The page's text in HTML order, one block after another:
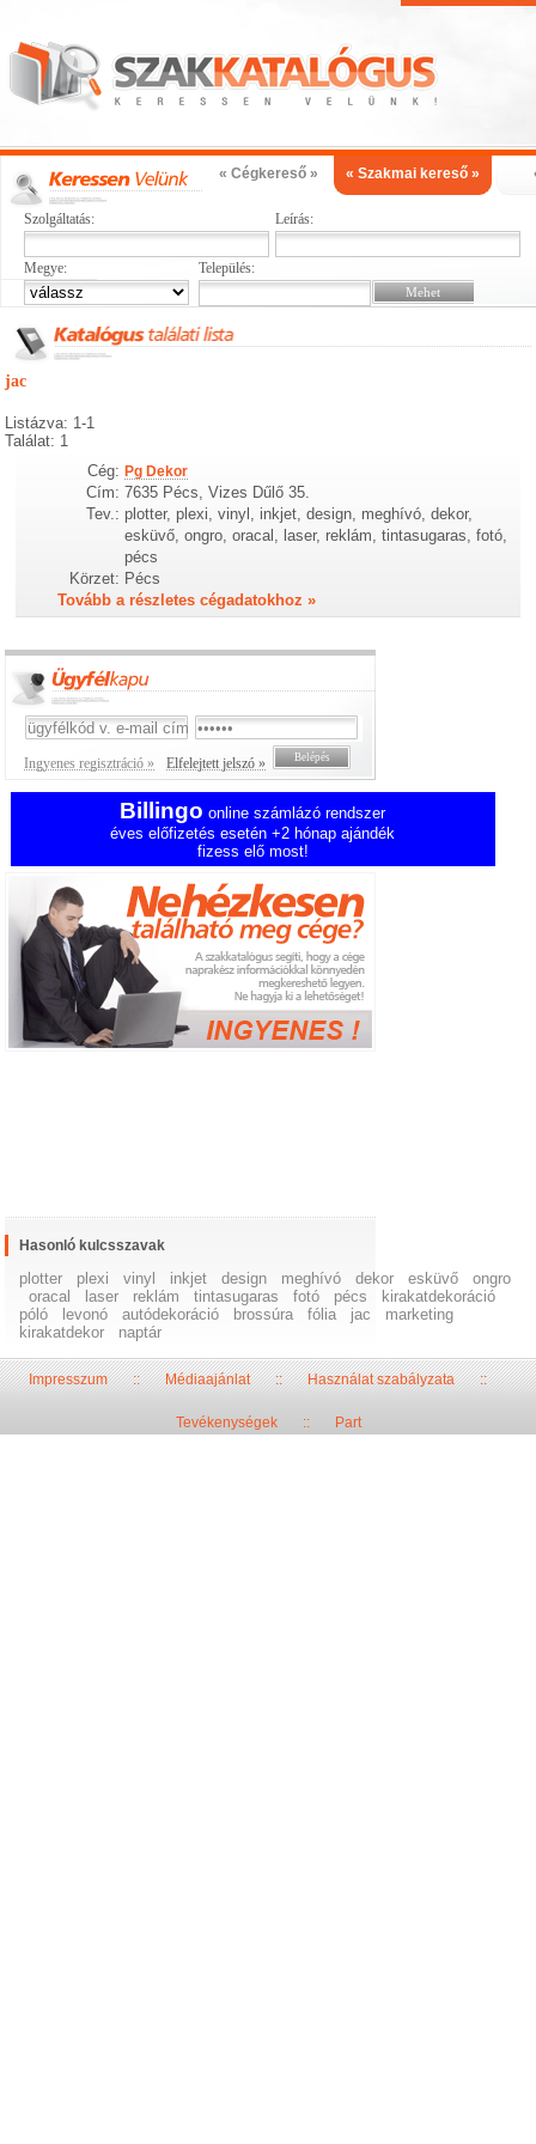
« Cégkereső » « Szakmai kereső »
Szolgáltatás: Leírás:
Megye: Település:
jac
Listázva: 1-1
Találat: 1
Cég: Pg Dekor
Cím: 7635 Pécs, Vizes Dűlő 35.
Tev.: plotter, plexi, vinyl, inkjet, design, meghívó, dekor,
esküvő, ongro, oracal, laser, reklám, tintasugaras, fotó,
pécs
Körzet: Pécs
Tovább a részletes cégadatokhoz »
Ingyenes regisztráció » Elfelejtett jelszó »
Billingo online számlázó rendszer
éves előfizetés esetén +2 hónap ajándék
fizess elő most!
Hasonló kulcsszavak
plotter plexi vinyl inkjet design meghívó dekor esküvő
ongro
oracal
laser reklám tintasugaras fotó pécs
kirakatdekoráció
póló
levonó autódekoráció brossúra fólia jac
marketing
kirakatdekor
naptár
Impresszum::Médiaajánlat::Használat szabályzata::
Tevékenységek:: Part